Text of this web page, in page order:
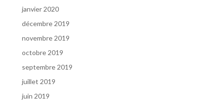
janvier 2020
décembre 2019
novembre 2019
octobre 2019
septembre 2019
juillet 2019
juin 2019